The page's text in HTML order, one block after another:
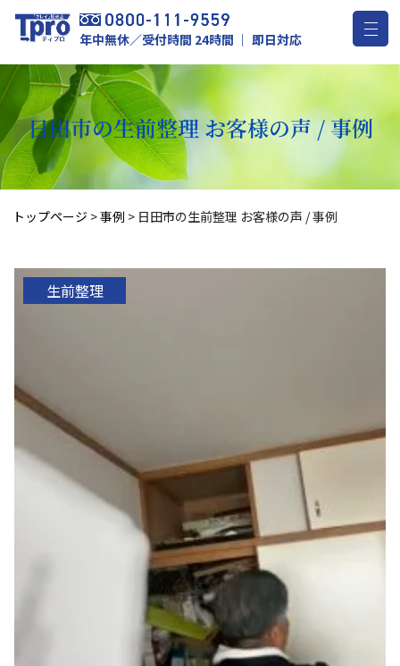
年中無休／受付時間 24時間 ｜ 即日対応
日田市の生前整理 お客様の声 / 事例
トップページ >事例 > 日田市の生前整理 お客様の声 / 事例
生前整理